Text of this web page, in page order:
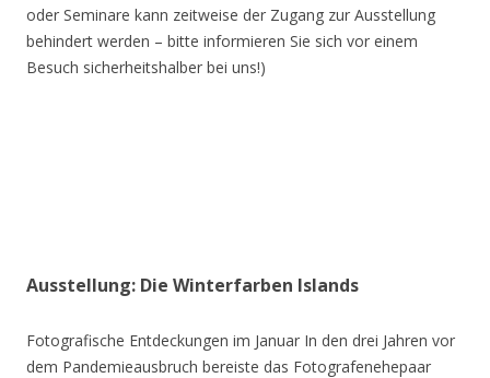
oder Seminare kann zeitweise der Zugang zur Ausstellung
behindert werden – bitte informieren Sie sich vor einem
Besuch sicherheitshalber bei uns!)
Ausstellung: Die Winterfarben Islands
Fotografische Entdeckungen im Januar In den drei Jahren vor
dem Pandemieausbruch bereiste das Fotografenehepaar